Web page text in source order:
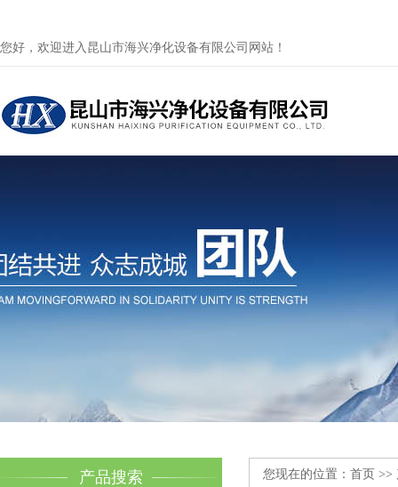
您好，欢迎进入昆山市海兴净化设备有限公司网站！
产品搜索 您现在的位置： 首页 >>